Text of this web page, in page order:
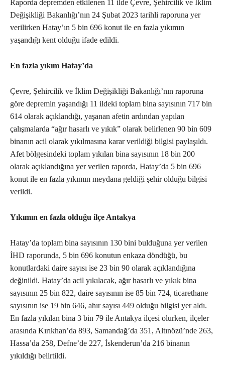
Raporda depremden etkilenen 11 ilde Çevre, Şehircilik ve İklim
Değişikliği Bakanlığı’nın 24 Şubat 2023 tarihli raporuna yer
verilirken Hatay’ın 5 bin 696 konut ile en fazla yıkımın
yaşandığı kent olduğu ifade edildi.
En fazla yıkım Hatay’da
Çevre, Şehircilik ve İklim Değişikliği Bakanlığı’nın raporuna
göre depremin yaşandığı 11 ildeki toplam bina sayısının 717 bin
614 olarak açıklandığı, yaşanan afetin ardından yapılan
çalışmalarda “ağır hasarlı ve yıkık” olarak belirlenen 90 bin 609
binanın acil olarak yıkılmasına karar verildiği bilgisi paylaşıldı.
Afet bölgesindeki toplam yıkılan bina sayısının 18 bin 200
olarak açıklandığına yer verilen raporda, Hatay’da 5 bin 696
konut ile en fazla yıkımın meydana geldiği şehir olduğu bilgisi
verildi.
Yıkımın en fazla olduğu ilçe Antakya
Hatay’da toplam bina sayısının 130 bini bulduğuna yer verilen
İHD raporunda, 5 bin 696 konutun enkaza döndüğü, bu
konutlardaki daire sayısı ise 23 bin 90 olarak açıklandığına
değinildi. Hatay’da acil yıkılacak, ağır hasarlı ve yıkık bina
sayısının 25 bin 822, daire sayısının ise 85 bin 724, ticarethane
sayısının ise 19 bin 646, ahır sayısı 449 olduğu bilgisi yer aldı.
En fazla yıkılan bina 3 bin 79 ile Antakya ilçesi olurken, ilçeler
arasında Kırıkhan’da 893, Samandağ’da 351, Altınözü’nde 263,
Hassa’da 258, Defne’de 227, İskenderun’da 216 binanın
yıkıldığı belirtildi.